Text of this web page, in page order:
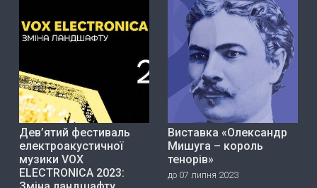
Дев’ятий фестиваль
електроакустичної
музики VOX
ELECTRONICA 2023:
Виставка «Олександр
Мишуга – король
тенорів»
до 07 липня 2023